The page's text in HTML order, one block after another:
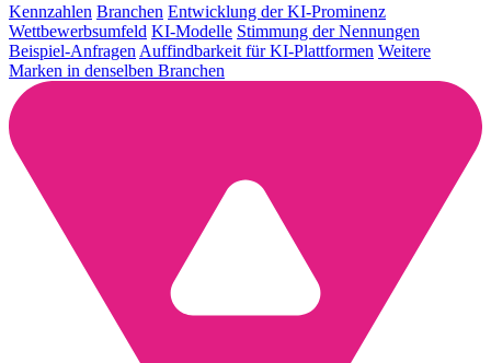
Kennzahlen Branchen Entwicklung der KI-Prominenz
Wettbewerbsumfeld KI-Modelle Stimmung der Nennungen
Beispiel-Anfragen Auffindbarkeit für KI-Plattformen Weitere
Marken in denselben Branchen